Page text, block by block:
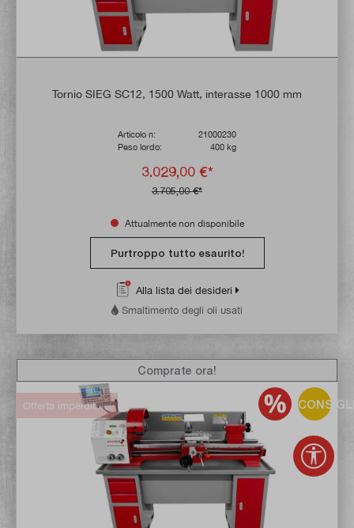
Tornio SIEG SC12, 1500 Watt, interasse 1000 mm
Articolo n:
21000230
Peso lordo:
400 kg
3.029,00 €*
3.705,00 €*
Attualmente non disponibile
Purtroppo tutto esaurito!
Alla lista dei desideri
Smaltimento degli oli usati
Offerta imperdibile!
Comprate ora!